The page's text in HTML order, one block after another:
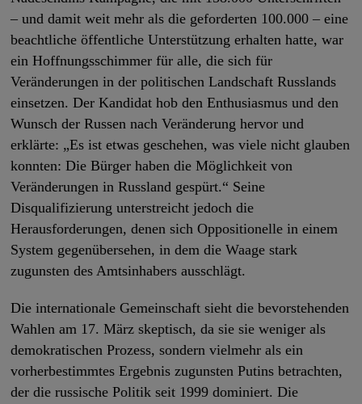
– und damit weit mehr als die geforderten 100.000 – eine
beachtliche öffentliche Unterstützung erhalten hatte, war
ein Hoffnungsschimmer für alle, die sich für
Veränderungen in der politischen Landschaft Russlands
einsetzen. Der Kandidat hob den Enthusiasmus und den
Wunsch der Russen nach Veränderung hervor und
erklärte: „Es ist etwas geschehen, was viele nicht glauben
konnten: Die Bürger haben die Möglichkeit von
Veränderungen in Russland gespürt.“ Seine
Disqualifizierung unterstreicht jedoch die
Herausforderungen, denen sich Oppositionelle in einem
System gegenübersehen, in dem die Waage stark
zugunsten des Amtsinhabers ausschlägt.
Die internationale Gemeinschaft sieht die bevorstehenden
Wahlen am 17. März skeptisch, da sie sie weniger als
demokratischen Prozess, sondern vielmehr als ein
vorherbestimmtes Ergebnis zugunsten Putins betrachten,
der die russische Politik seit 1999 dominiert. Die